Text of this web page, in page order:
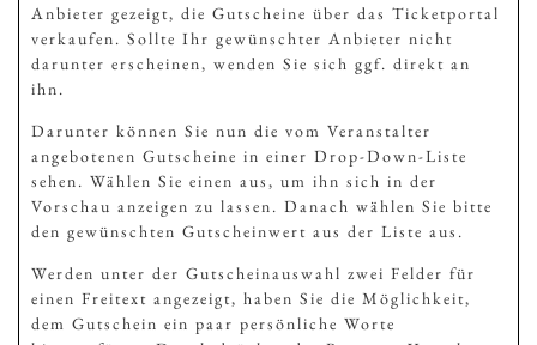
Anbieter gezeigt, die Gutscheine über das Ticketportal
verkaufen. Sollte Ihr gewünschter Anbieter nicht
darunter erscheinen, wenden Sie sich ggf. direkt an
ihn.
Darunter können Sie nun die vom Veranstalter
angebotenen Gutscheine in einer Drop-Down-Liste
sehen. Wählen Sie einen aus, um ihn sich in der
Vorschau anzeigen zu lassen. Danach wählen Sie bitte
den gewünschten Gutscheinwert aus der Liste aus.
Werden unter der Gutscheinauswahl zwei Felder für
einen Freitext angezeigt, haben Sie die Möglichkeit,
dem Gutschein ein paar persönliche Worte